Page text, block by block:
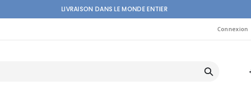
LIVRAISON DANS LE MONDE ENTIER
Connexion